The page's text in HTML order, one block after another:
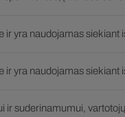
yra naudojamas siekiant
yra naudojamas siekiant
suderinamumui,